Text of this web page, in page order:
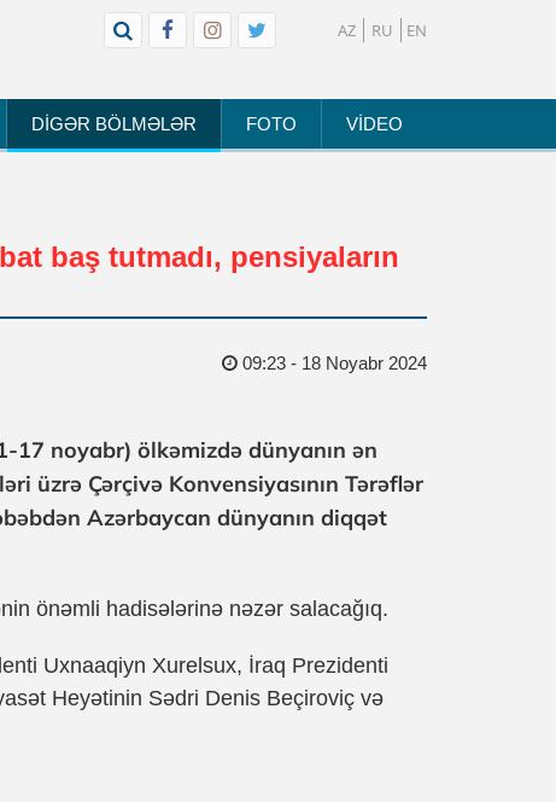
AZ RU EN
DİGƏR BÖLMƏLƏR FOTO VİDEO
baş tutmadı, pensiyaların
09:23 - 18 Noyabr 2024
17 noyabr) ölkəmizdə dünyanın ən
üzrə Çərçivə Konvensiyasının Tərəflər
Azərbaycan dünyanın diqqət
önəmli hadisələrinə nəzər salacağıq.
Uxnaaqiyn Xurelsux, İraq Prezidenti
Heyətinin Sədri Denis Beçiroviç və